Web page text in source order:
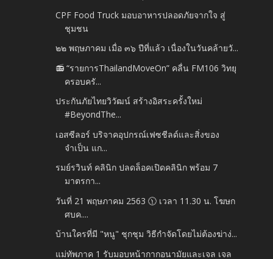
CPF Food Truck มอบอาหารปลอดภัยจากใจ สู่
ชุมชน
๒๒ พฤษภาคม เมื่อ ๓๖ ปีที่แล้ว เนื่องในวันคล้ายวั...
📻 “รายการThailandMoveOn” คลื่น FM106 วิทยุ
ครอบครั...
ประกันภัยไทยวิวัฒน์ สร้างอิสระครั้งใหม่
#BeyondThe...
เอสซีลอร์ บริจาคอุปกรณ์เฟซชีลด์และสิ่งของ
จำเป็น แก...
รมย์รวินท์ คลินิก ปลดล็อคเปิดคลินิก พร้อม 7
มาตรกา...
วันที่ 21 พฤษภาคม 2563 🕦 เวลา 11.30 น. โฆษก
ศบค....
บ้านใครที่มี "หนู" ชุกชุม วิธีกำจัดโดยไม่ต้องฆ่าง่...
แม่ทัพภาค 1 รับมอบหน้ากากอนามัยและเจล เจล